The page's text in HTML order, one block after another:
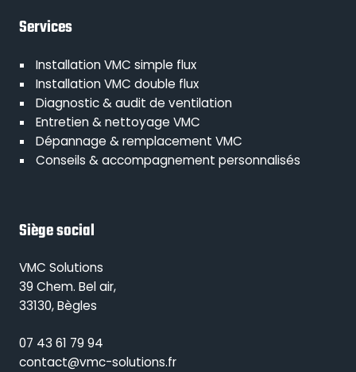
Services
Installation VMC simple flux
Installation VMC double flux
Diagnostic & audit de ventilation
Entretien & nettoyage VMC
Dépannage & remplacement VMC
Conseils & accompagnement personnalisés
Siège social
VMC Solutions
39 Chem. Bel air,
33130, Bègles
07 43 61 79 94
contact@vmc-solutions.fr